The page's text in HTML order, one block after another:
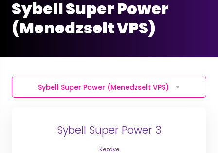
Sybell Super Power
(Menedzselt VPS)
Sybell Super Power (Menedzselt VPS)
Sybell Super Power 3
Kezdve